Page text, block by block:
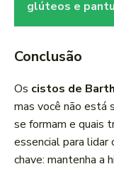
glúteos e
Conclusão
Os cistos de
mas você não está
se formam e quais
essencial para lidar
chave: mantenha a